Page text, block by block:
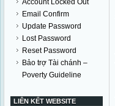
Account Locked Out
Email Confirm
Update Password
Lost Password
Reset Password
Bảo trợ Tài chánh –
Poverty Guideline
LIÊN KẾT WEBSITE